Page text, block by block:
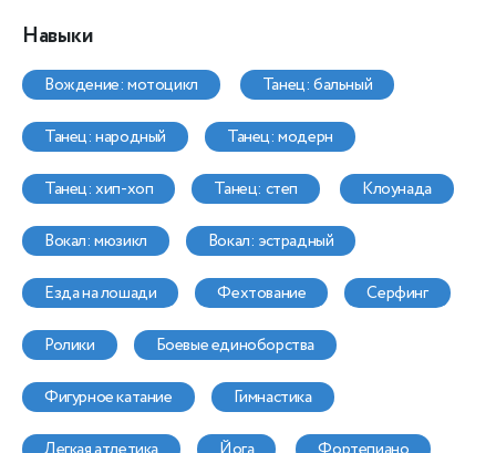
Навыки
вождение: мотоцикл танец: бальный
танец: народный танец: модерн
танец: хип-хоп танец: степ клоунада
вокал: мюзикл вокал: эстрадный
езда на лошади фехтование серфинг
ролики боевые единоборства
фигурное катание гимнастика